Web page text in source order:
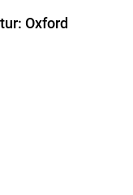
Oxford